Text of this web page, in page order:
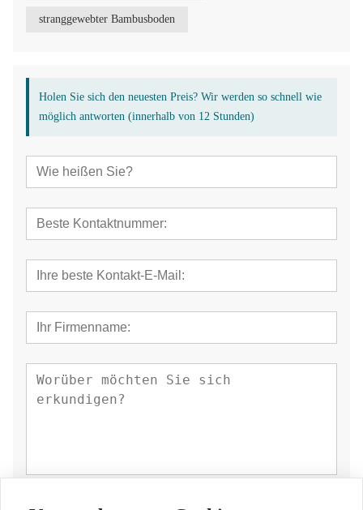
stranggewebter Bambusboden
Holen Sie sich den neuesten Preis? Wir werden so schnell wie
möglich antworten (innerhalb von 12 Stunden)